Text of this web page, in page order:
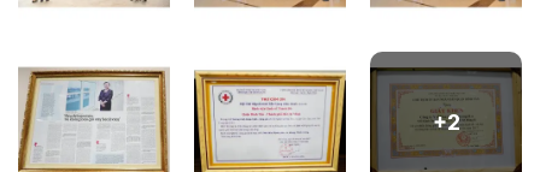
- Siêu âm tuyến giáp
- CT ngực - không tiêm thuốc tương phản
- Khám sản phụ khoa
- Pap's smear-Thin prep
+2